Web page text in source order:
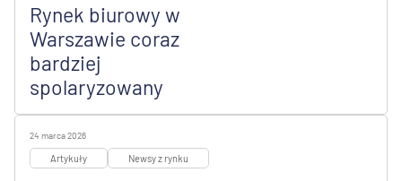
Rynek biurowy w
Warszawie coraz
bardziej
spolaryzowany
24 marca 2026
Artykuły Newsy z rynku